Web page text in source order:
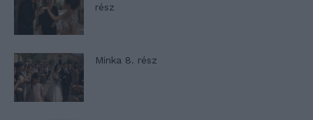
rész
Minka 8. rész